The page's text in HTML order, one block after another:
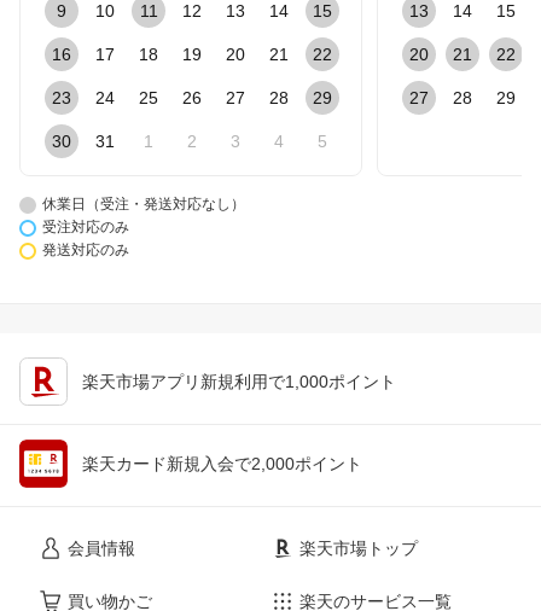
9 10 11 12 13 14 15
16 17 18 19 20 21 22
23 24 25 26 27 28 29
30 31 1 2 3 4 5
13 14 15
20 21 22
27 28 29
休業日（受注・発送対応なし）
受注対応のみ
発送対応のみ
楽天市場アプリ新規利用で1,000ポイント
楽天カード新規入会で2,000ポイント
会員情報
買い物かご
楽天市場トップ
楽天のサービス一覧